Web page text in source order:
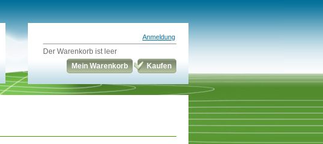
Anmeldung
Der Warenkorb ist leer
Mein Warenkorb
Kaufen